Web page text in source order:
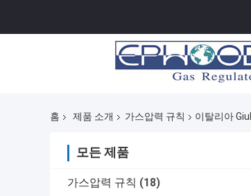
홈 제품 소개 가스압력 규칙 이탈리아
모든 제품
가스압력 규칙 (18)